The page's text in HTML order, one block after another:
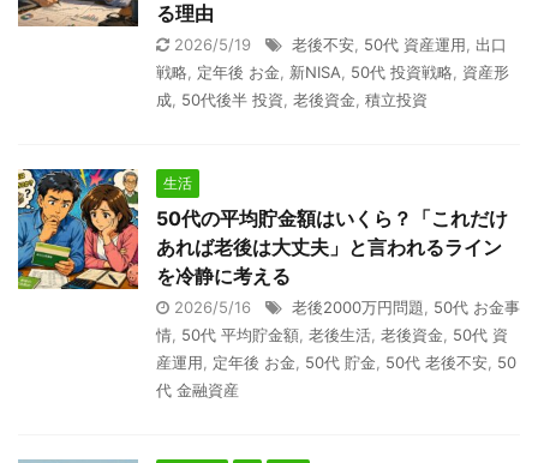
る理由
2026/5/19 老後不安 50代 資産運用
出口
戦略
定年後 お金 新NISA 50代 投資戦略
資産形
成 50代後半 投資 老後資金 積立投資
生活
50代の平均貯金額はいくら？「これだけ
あれば老後は大丈夫」と言われるライン
を冷静に考える
2026/5/16 老後2000万円問題
50代 お金事
情 50代 平均貯金額 老後生活 老後資金
50代 資
産運用
定年後 お金 50代 貯金 50代 老後不安 50
代 金融資産